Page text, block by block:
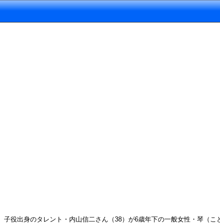
子役出身のタレント・内山信二さん（38）が6歳年下の一般女性・琴（こ